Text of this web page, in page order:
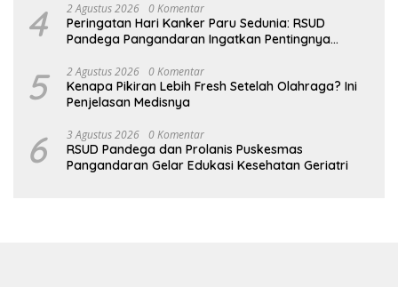
4 2 Agustus 2026 0 Komentar
Peringatan Hari Kanker Paru Sedunia: RSUD
Pandega Pangandaran Ingatkan Pentingnya
5 2 Agustus 2026 0 Komentar
Kenapa Pikiran Lebih Fresh Setelah Olahraga? Ini
Penjelasan Medisnya
6 3 Agustus 2026 0 Komentar
RSUD Pandega dan Prolanis Puskesmas
Pangandaran Gelar Edukasi Kesehatan Geriatri